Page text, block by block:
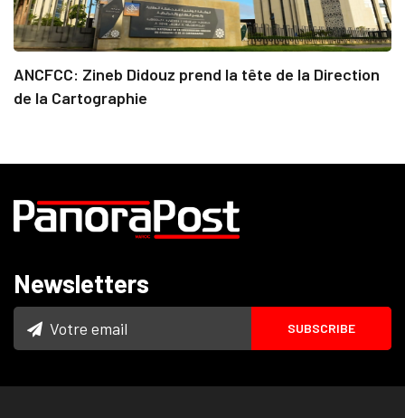
ANCFCC: Zineb Didouz prend la tête de la Direction
de la Cartographie
Newsletters